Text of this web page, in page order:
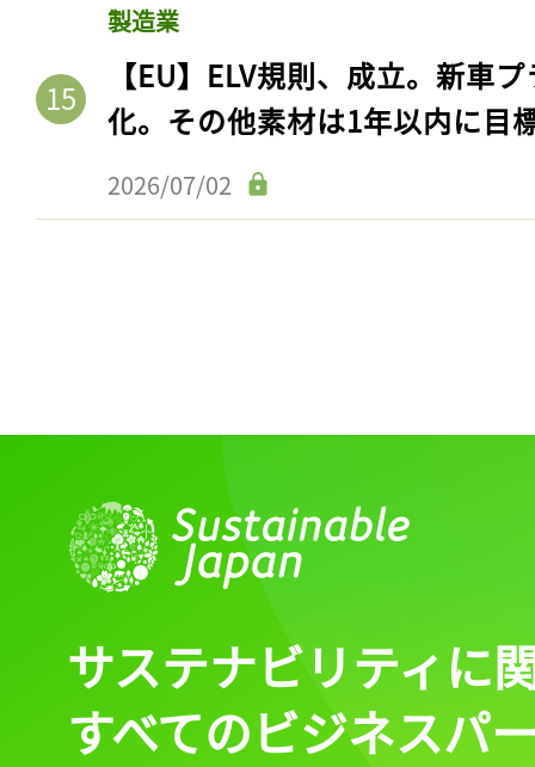
製造業
【EU】ELV規則、成立。新車
化。その他素材は1年以内に目
2026/07/02
サステナビリティに
すべてのビジネスパ